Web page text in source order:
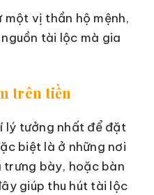
một vị thần hộ mệnh,
tài lộc mà gia
trên tiền
lý tưởng nhất để đặt
biệt là ở những nơi
bày, hoặc bàn
giúp thu hút tài lộc